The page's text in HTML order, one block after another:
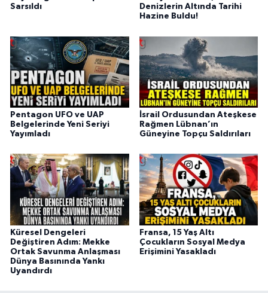
Sarsıldı
Denizlerin Altında Tarihi
Hazine Buldu!
Pentagon UFO ve UAP
Belgelerinde Yeni Seriyi
Yayımladı
İsrail Ordusundan Ateşkese
Rağmen Lübnan’ın
Güneyine Topçu Saldırıları
Küresel Dengeleri
Değiştiren Adım: Mekke
Ortak Savunma Anlaşması
Dünya Basınında Yankı
Uyandırdı
Fransa, 15 Yaş Altı
Çocukların Sosyal Medya
Erişimini Yasakladı